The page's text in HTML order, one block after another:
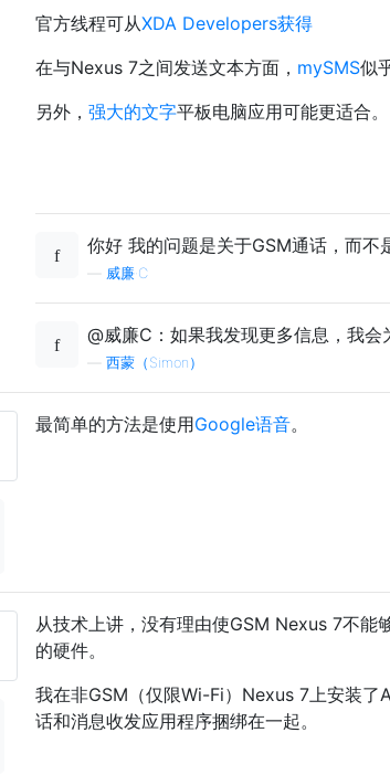
官方线程可从XDA Developers获得
在与Nexus 7之间发送文本方面， mySMS似
另外， 强大的文字平板电脑应用可能更适合。
你好 我的问题是关于GSM通话，而不
威廉·C
@威廉C：如果我发现更多信息，我会
西蒙（Simon）
最简单的方法是使用Google语音。
从技术上讲，没有理由使GSM Nexus 7不
的硬件。
我在非GSM（仅限Wi-Fi）Nexus 7上安装
话和消息收发应用程序捆绑在一起。